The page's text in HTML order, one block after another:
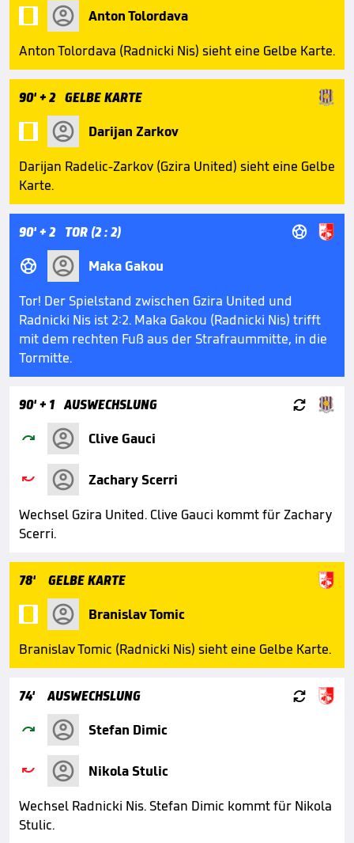
Anton Tolordava
Anton Tolordava (Radnicki Nis) sieht eine Gelbe Karte.
90'+ 2 GELBE KARTE
Darijan Zarkov
Darijan Radelic-Zarkov (Gzira United) sieht eine Gelbe
Karte.
90'+ 2 TOR (2 : 2) 

Maka Gakou
Tor! Der Spielstand zwischen Gzira United und
Radnicki Nis ist 2:2. Maka Gakou (Radnicki Nis) trifft
mit dem rechten Fuß aus der Strafraummitte, in die
Tormitte.
90'+ 1 AUSWECHSLUNG 
 Clive Gauci

Zachary Scerri
Wechsel Gzira United. Clive Gauci kommt für Zachary
Scerri.
78' GELBE KARTE
Branislav Tomic
Branislav Tomic (Radnicki Nis) sieht eine Gelbe Karte.
74' AUSWECHSLUNG 
 Stefan Dimic

Nikola Stulic
Wechsel Radnicki Nis. Stefan Dimic kommt für Nikola
Stulic.